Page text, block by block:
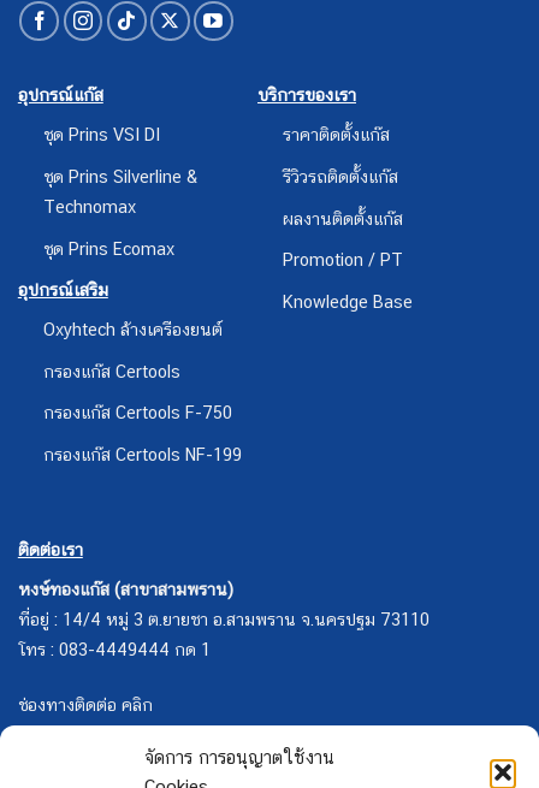
จัดการ การอนุญาตใช้งาน
อุปกรณ์แก๊ส
ชุด Prins VSI DI
ชุด Prins Silverline &
Technomax
ชุด Prins Ecomax
อุปกรณ์เสริม
Oxyhtech ล้างเครืองยนต์
กรองแก๊ส Certools
กรองแก๊ส Certools F-750
กรองแก๊ส Certools NF-199
บริการของเรา
ราคาติดตั้งแก๊ส
รีวิวรถติดตั้งแก๊ส
ผลงานติดตั้งแก๊ส
Promotion / PT
Knowledge Base
ติดต่อเรา
หงษ์ทองแก๊ส (สาขาสามพราน)
ที่อยู่ : 14/4 หมู่ 3 ต.ยายชา อ.สามพราน จ.นครปฐม 73110
โทร : 083-4449444 กด 1
ช่องทางติดต่อ คลิก